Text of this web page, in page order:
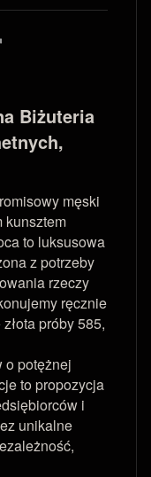
Biżuteria
męski
kunsztem
to luksusowa
z potrzeby
rzeczy
ręcznie
próby 585,
o potężnej
to propozycja
i
unikalne